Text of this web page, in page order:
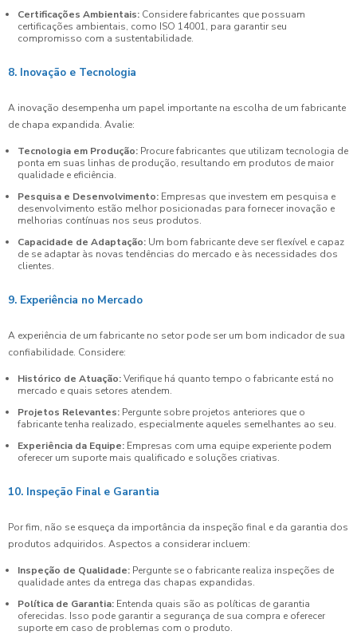
Certificações Ambientais: Considere fabricantes que possuam
certificações ambientais, como ISO 14001, para garantir seu
compromisso com a sustentabilidade.
8. Inovação e Tecnologia
A inovação desempenha um papel importante na escolha de um fabricante
de chapa expandida. Avalie:
Tecnologia em Produção: Procure fabricantes que utilizam tecnologia de
ponta em suas linhas de produção, resultando em produtos de maior
qualidade e eficiência.
Pesquisa e Desenvolvimento: Empresas que investem em pesquisa e
desenvolvimento estão melhor posicionadas para fornecer inovação e
melhorias contínuas nos seus produtos.
Capacidade de Adaptação: Um bom fabricante deve ser flexível e capaz
de se adaptar às novas tendências do mercado e às necessidades dos
clientes.
9. Experiência no Mercado
A experiência de um fabricante no setor pode ser um bom indicador de sua
confiabilidade. Considere:
Histórico de Atuação:Verifique há quanto tempo o fabricante está no
mercado e quais setores atendem.
Projetos Relevantes: Pergunte sobre projetos anteriores que o
fabricante tenha realizado, especialmente aqueles semelhantes ao seu.
Experiência da Equipe: Empresas com uma equipe experiente podem
oferecer um suporte mais qualificado e soluções criativas.
10. Inspeção Final e Garantia
Por fim, não se esqueça da importância da inspeção final e da garantia dos
produtos adquiridos. Aspectos a considerar incluem:
Inspeção de Qualidade: Pergunte se o fabricante realiza inspeções de
qualidade antes da entrega das chapas expandidas.
Política de Garantia: Entenda quais são as políticas de garantia
oferecidas. Isso pode garantir a segurança de sua compra e oferecer
suporte em caso de problemas com o produto.